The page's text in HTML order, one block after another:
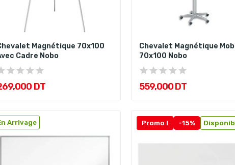
Magnétique 70x100
Cadre Nobo
DT
Chevalet Magnétique
70x100 Nobo
559,000 DT
Arrivage Promo ! -15%